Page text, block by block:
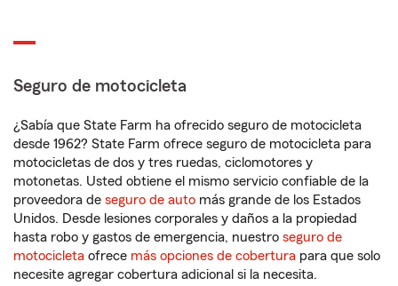
Seguro de motocicleta
¿Sabía que State Farm ha ofrecido seguro de motocicleta
desde 1962? State Farm ofrece seguro de motocicleta para
motocicletas de dos y tres ruedas, ciclomotores y
motonetas. Usted obtiene el mismo servicio confiable de la
proveedora de seguro de auto más grande de los Estados
Unidos. Desde lesiones corporales y daños a la propiedad
hasta robo y gastos de emergencia, nuestro seguro de
motocicleta ofrece más opciones de cobertura para que solo
necesite agregar cobertura adicional si la necesita.